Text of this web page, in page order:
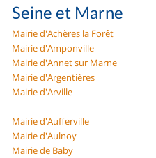
Seine et Marne
Mairie d'Achères la Forêt
Mairie d'Amponville
Mairie d'Annet sur Marne
Mairie d'Argentières
Mairie d'Arville
Mairie d'Aufferville
Mairie d'Aulnoy
Mairie de Baby